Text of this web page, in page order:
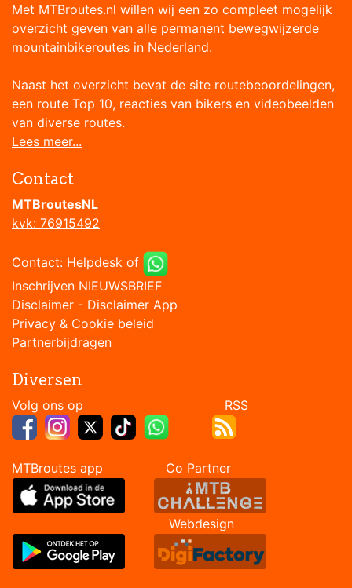
Met MTBroutes.nl willen wij een zo compleet mogelijk
overzicht geven van alle permanent bewegwijzerde
mountainbikeroutes in Nederland.
Naast het overzicht bevat de site routebeoordelingen,
een route Top 10, reacties van bikers en videobeelden
van diverse routes.
Lees meer...
Contact
MTBroutesNL
kvk: 76915492
Contact: Helpdesk of
Inschrijven NIEUWSBRIEF
Disclaimer - Disclaimer App
Privacy & Cookie beleid
Partnerbijdragen
Diversen
Volg ons op RSS
MTBroutes app Co Partner
Webdesign